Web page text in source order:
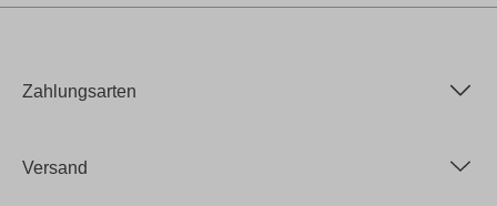
Zahlungsarten
Versand